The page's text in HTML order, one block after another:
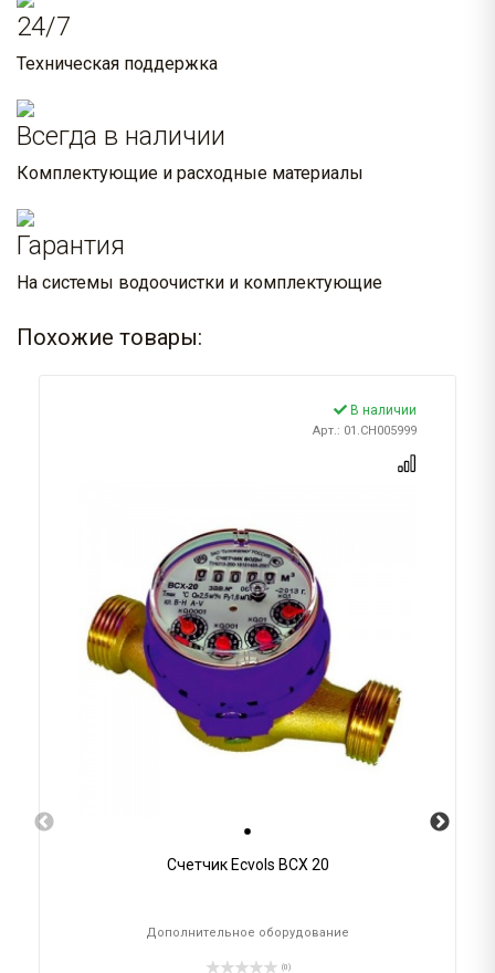
24/7
Техническая поддержка
Всегда в наличии
Комплектующие и расходные материалы
Гарантия
На системы водоочистки и комплектующие
Похожие товары:
В наличии
Арт.: 01.CH005999
Счетчик Ecvols ВСХ 20
Дополнительное оборудование
(0)